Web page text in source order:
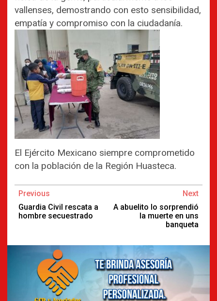
vallenses, demostrando con esto sensibilidad,
empatía y compromiso con la ciudadanía.
El Ejército Mexicano siempre comprometido
con la población de la Región Huasteca.
Continue
Reading
Previous
Guardia Civil rescata a
hombre secuestrado
Next
A abuelito lo sorprendió
la muerte en uns
banqueta